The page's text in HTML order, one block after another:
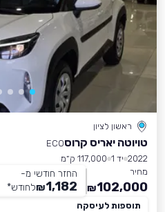
ראשון לציון
טויוטה יאריס קרוסECO
2022 יד 1
117,000 ק״מ
מחיר
102,000
₪
החזר חודשי מ-
1,182
₪לחודש*
תוספות לעיסקה